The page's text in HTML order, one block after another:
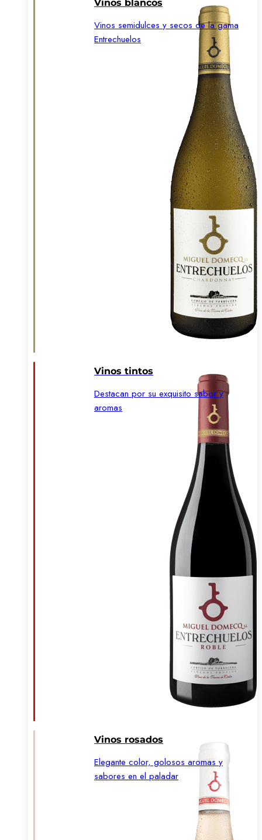
Vinos blancos
Vinos semidulces y secos de la gama
Entrechuelos
Vinos tintos
Destacan por su exquisito sabor y
aromas
Vinos rosados
Elegante color, golosos aromas y
sabores en el paladar